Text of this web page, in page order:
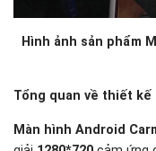
Hình ảnh sản phẩm
Tổng quan về thiết kế
Màn hình Android